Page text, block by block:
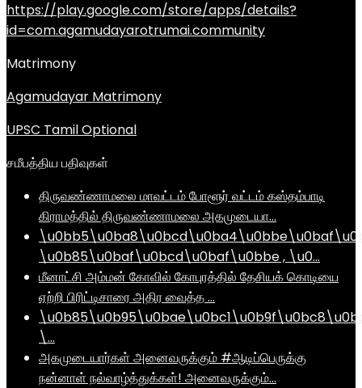
https://play.google.com/store/apps/details?
id=com.agamudayarotrumai.community
Matrimony
Agamudayar Matrimony
UPSC Tamil Optional
சமீபத்திய பதிவுகள்
திருவண்ணாமலை மாவட்டம் போளூர் வட்டம் கஸ்தம்பாடி
கிராமத்தில் திருவண்ணாமலை அகமுடையா…
\u0b85\u0baf\u0bcd\u0baf\u0bbe , \u0…
மீனாட்சி அம்மன் கோவில் கோபுரத்தில் தேசியக் கொடியை
ஏற்றி பிரிட்டிசாரை அதிர வைத்த …
\…
அகமுடையார்கள் அனைவருக்கும் #ஆடிப்பெருக்கு
நன்னாள் நல்வாழ்த்துக்கள்! அனைவருக்கும்…